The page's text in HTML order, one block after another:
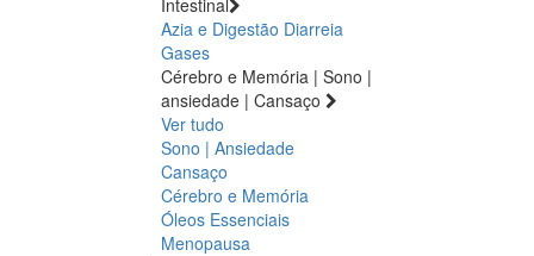
Azia e Digestão Diarreia
Gases
Cérebro e Memória | Sono |
ansiedade | Cansaço
Ver tudo
Sono | Ansiedade
Cansaço
Cérebro e Memória
Óleos Essenciais
Menopausa